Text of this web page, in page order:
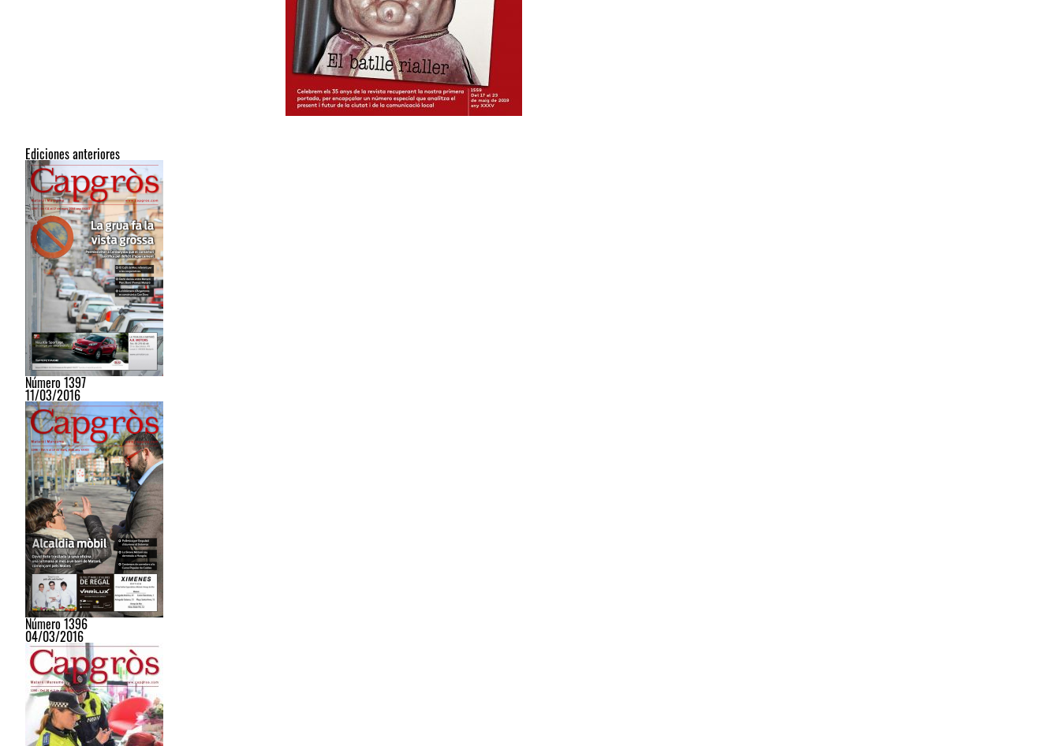
Ediciones anteriores
Número 1397
11/03/2016
Número 1396
04/03/2016